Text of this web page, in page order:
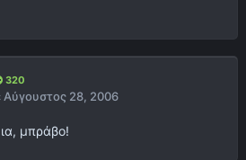
320
Αύγουστος 28, 2006
μπράβο!